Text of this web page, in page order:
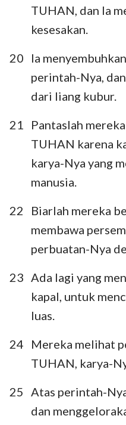
TUHAN, dan Ia
kesesakan.
20
Ia
perintah-Nya,
dari liang kubur.
21
Pantaslah
TUHAN karena
karya-Nya yang
manusia.
22
Biarlah mereka
membawa
perbuatan-Nya
23 Ada lagi yang
kapal, untuk
luas.
24
Mereka melihat
TUHAN, karya-
25
Atas perintah-
dan